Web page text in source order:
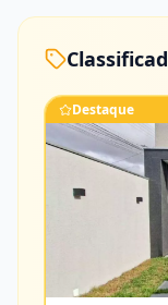
Destaque